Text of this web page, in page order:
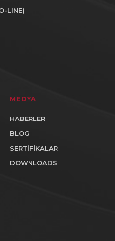
LINE)
MEDYA
HABERLER
BLOG
SERTİFİKALAR
DOWNLOADS